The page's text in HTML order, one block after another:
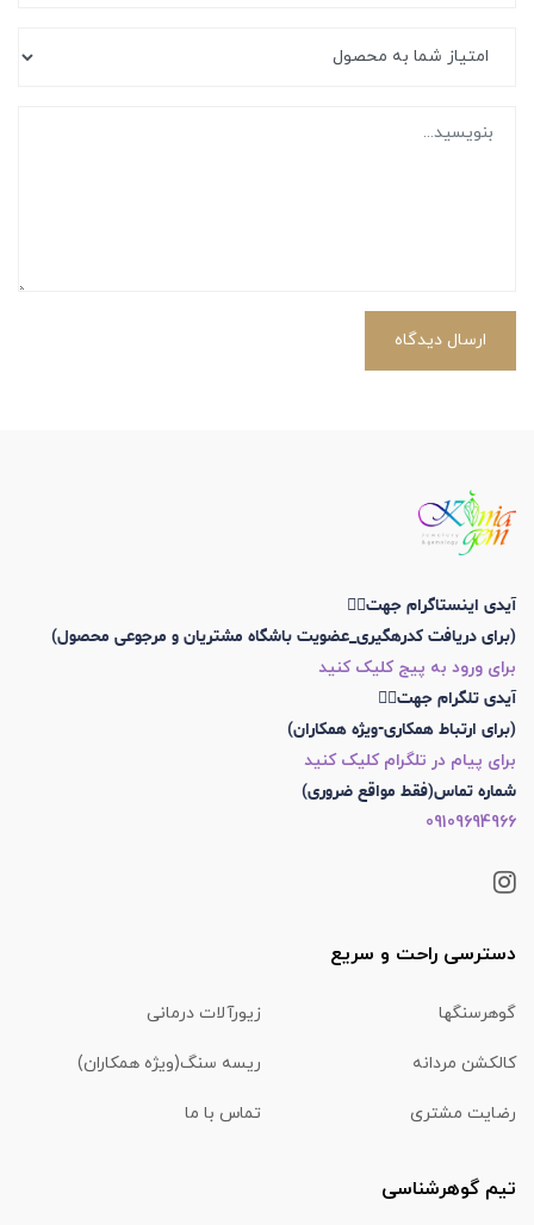
ارسال دیدگاه
آیدی اینستاگرام جهت👇🏼
(برای دریافت کدرهگیری_عضویت باشگاه مشتریان و مرجوعی محصول)
برای ورود به پیج کلیک کنید
آیدی تلگرام جهت👇🏼
(برای ارتباط همکاری-ویژه همکاران)
برای پیام در تلگرام کلیک کنید
شماره تماس(فقط مواقع ضروری)
09109694966
دسترسی راحت و سریع
گوهرسنگها زیورآلات درمانی
کالکشن مردانه ریسه سنگ(ویژه همکاران)
رضایت مشتری تماس با ما
تیم گوهرشناسی